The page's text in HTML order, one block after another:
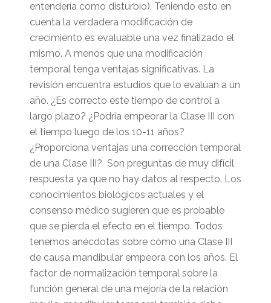
entendería como disturbio). Teniendo esto en
cuenta la verdadera modificación de
crecimiento es evaluable una vez finalizado el
mismo. A menos que una modificación
temporal tenga ventajas significativas. La
revisión encuentra estudios que lo evalúan a un
año. ¿Es correcto este tiempo de control a
largo plazo? ¿Podría empeorar la Clase III con
el tiempo luego de los 10-11 años?
¿Proporciona ventajas una corrección temporal
de una Clase III? Son preguntas de muy difícil
respuesta ya que no hay datos al respecto. Los
conocimientos biológicos actuales y el
consenso médico sugieren que es probable
que se pierda el efecto en el tiempo. Todos
tenemos anécdotas sobre cómo una Clase III
de causa mandibular empeora con los años. El
factor de normalización temporal sobre la
función general de una mejoría de la relación